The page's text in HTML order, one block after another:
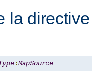
la
:MapSource